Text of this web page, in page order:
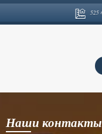
Наши контакты